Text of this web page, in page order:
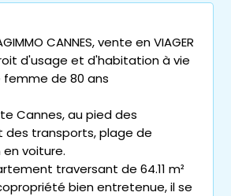
CANNES, vente en VIAGER
d'usage et d'habitation à vie
de 80 ans
Cannes, au pied des
transports, plage de
voiture.
traversant de 64.11 m²
bien entretenue, il se